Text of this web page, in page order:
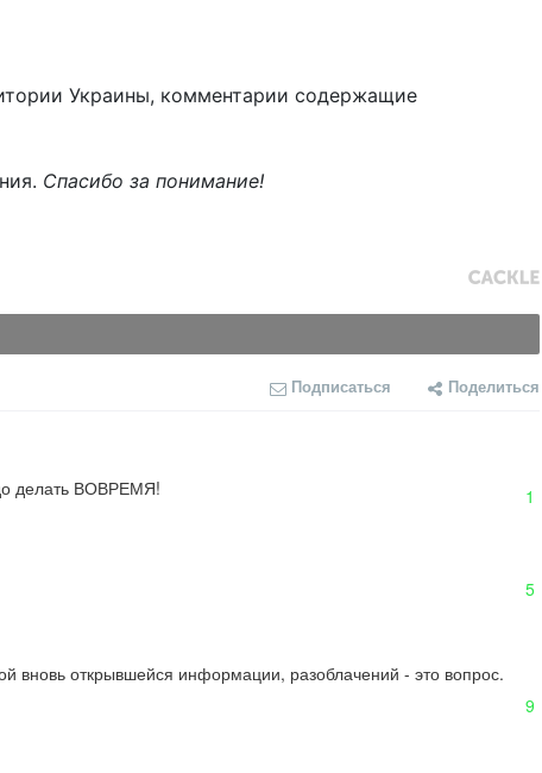
Украины, комментарии содержащие
Спасибо за понимание!
Подписаться Поделиться
делать ВОВРЕМЯ! 1
5
вновь открывшейся информации, разоблачений - это вопрос.
9